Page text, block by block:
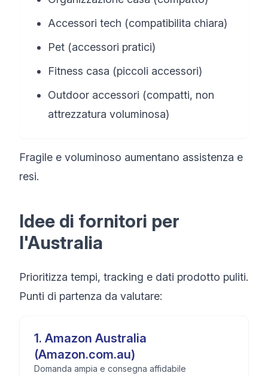
Accessori tech (compatibilita chiara)
Pet (accessori pratici)
Fitness casa (piccoli accessori)
Outdoor accessori (compatti, non
attrezzatura voluminosa)
Fragile e voluminoso aumentano assistenza e
resi.
Idee di fornitori per
l'Australia
Prioritizza tempi, tracking e dati prodotto puliti.
Punti di partenza da valutare:
1. Amazon Australia
(Amazon.com.au)
Domanda ampia e consegna affidabile